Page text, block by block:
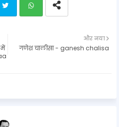
ter ats
और नया
गणेश चालीसा - ganesh chalisa
में